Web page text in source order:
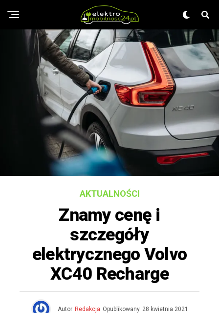
AKTUALNOŚCI
Znamy cenę i
szczegóły
elektrycznego Volvo
XC40 Recharge
Autor Redakcja Opublikowany 28 kwietnia 2021